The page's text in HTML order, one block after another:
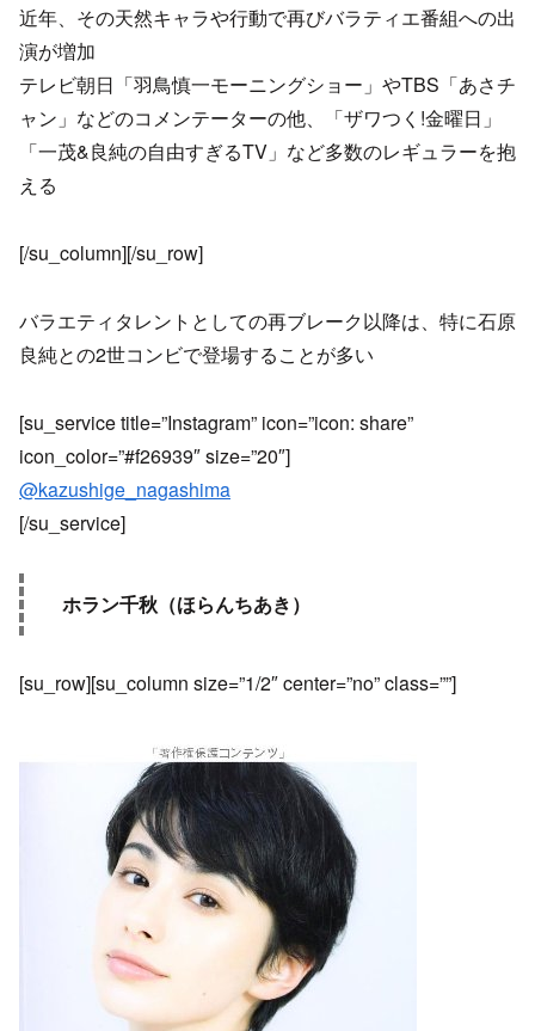
近年、その天然キャラや行動で再びバラティエ番組への出
演が増加
テレビ朝日「羽鳥慎一モーニングショー」やTBS「あさチ
ャン」などのコメンテーターの他、「ザワつく!金曜日」
「一茂&良純の自由すぎるTV」など多数のレギュラーを抱
える
[/su_column][/su_row]
バラエティタレントとしての再ブレーク以降は、特に石原
良純との2世コンビで登場することが多い
[su_service title=”Instagram” icon=”icon: share”
icon_color=”#f26939″ size=”20″]
@kazushige_nagashima
[/su_service]
ホラン千秋（ほらんちあき）
[su_row][su_column size=”1/2″ center=”no” class=””]